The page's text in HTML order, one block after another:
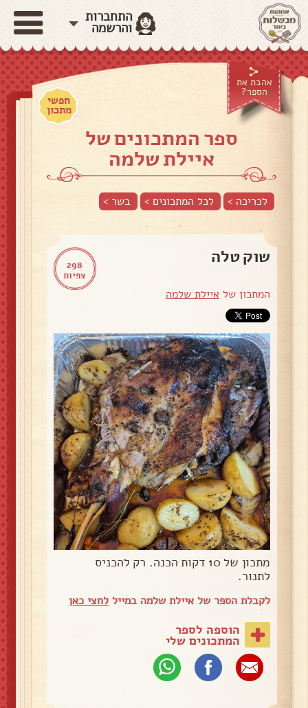
התחברות
והרשמה
אהבת את
הספר?
חפשי
מתכון
ספר המתכונים של
איילת שלמה
לכריכה > לכל המתכונים > בשר >
298
צפיות
שוק טלה
המתכון של איילת שלמה
מתכון של 10 דקות הכנה. רק להכניס
לתנור.
לקבלת הספר של איילת שלמה במייללחצי כאן
הוספה לספר
המתכונים שלי